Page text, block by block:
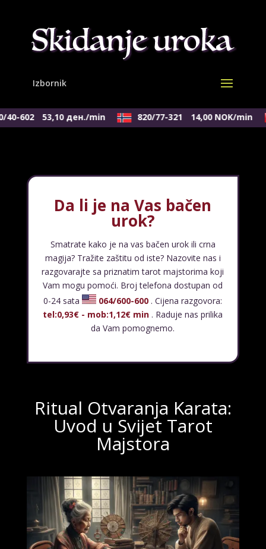
602 53,10 ден./min 820/77-321 14,00 NOK/min
Da li je na Vas bačen
urok?
Smatrate kako je na vas bačen urok ili crna
magija? Tražite zaštitu od iste? Nazovite nas i
razgovarajte sa priznatim tarot majstorima koji
Vam mogu pomoći. Broj telefona dostupan od
0-24 sata
064/600-600 . Cijena razgovora:
tel:0,93€ - mob:1,12€ min . Raduje nas prilika
da Vam pomognemo.
Ritual Otvaranja Karata:
Uvod u Svijet Tarot
Majstora